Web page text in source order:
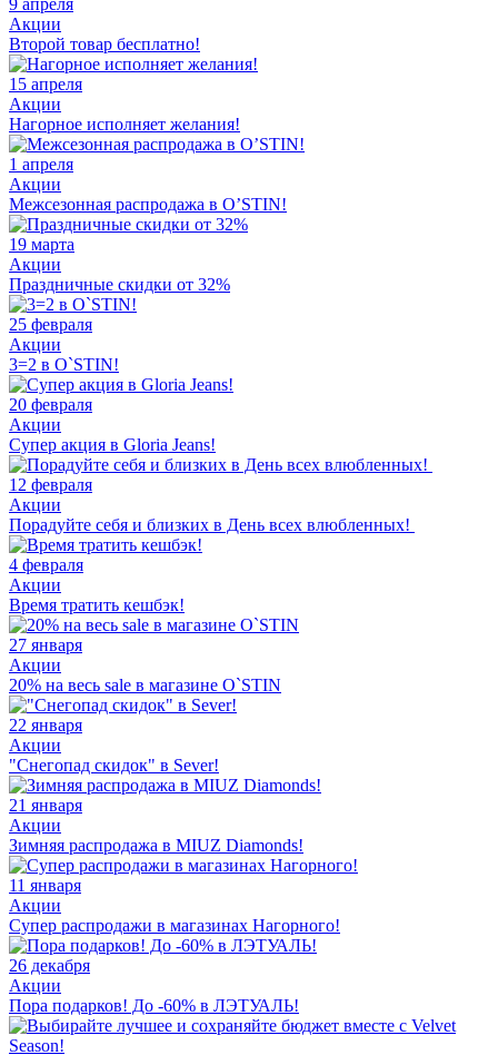
9 апреля
Акции
Второй товар бесплатно!
15 апреля
Акции
Нагорное исполняет желания!
1 апреля
Акции
Межсезонная распродажа в O’STIN!
19 марта
Акции
Праздничные скидки от 32%
25 февраля
Акции
3=2 в O`STIN!
20 февраля
Акции
Супер акция в Gloria Jeans!
12 февраля
Акции
Порадуйте себя и близких в День всех влюбленных!
4 февраля
Акции
Время тратить кешбэк!
27 января
Акции
20% на весь sale в магазине O`STIN
22 января
Акции
"Снегопад скидок" в Sever!
21 января
Акции
Зимняя распродажа в MIUZ Diamonds!
11 января
Акции
Супер распродажи в магазинах Нагорного!
26 декабря
Акции
Пора подарков! До -60% в ЛЭТУАЛЬ!